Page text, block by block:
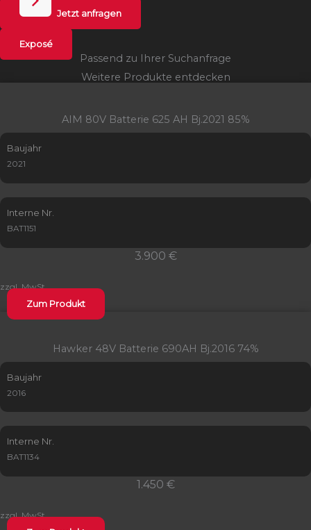
Jetzt anfragen
Exposé
Passend zu Ihrer Suchanfrage
Weitere Produkte entdecken
AIM 80V Batterie 625 AH Bj.2021 85%
Baujahr
2021
Interne Nr.
BAT1151
3.900 €
zzgl. MwSt.
Zum Produkt
Hawker 48V Batterie 690AH Bj.2016 74%
Baujahr
2016
Interne Nr.
BAT1134
1.450 €
zzgl. MwSt.